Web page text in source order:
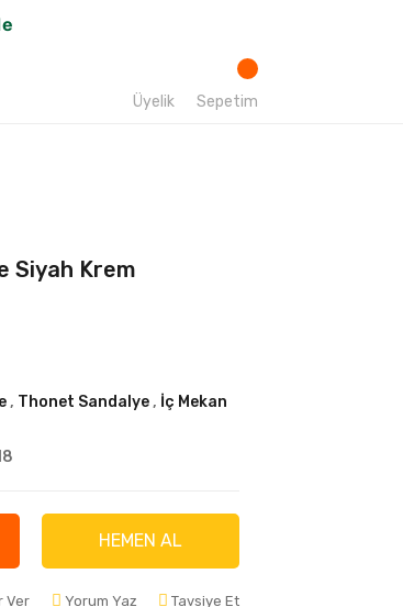
Üyelik Sepetim
Siyah Krem
, Thonet Sandalye, İç Mekan
HEMEN AL
Ver Yorum Yaz Tavsiye Et